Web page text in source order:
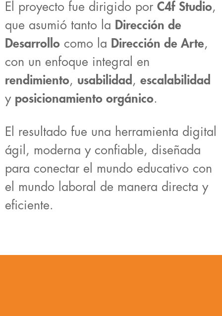
El proyecto fue dirigido por C4f Studio,
que asumió tanto la Dirección de
Desarrollo como la Dirección de Arte,
con un enfoque integral en
rendimiento, usabilidad , escalabilidad
y posicionamiento orgánico.
El resultado fue una herramienta digital
ágil, moderna y confiable, diseñada
para conectar el mundo educativo con
el mundo laboral de manera directa y
eficiente.